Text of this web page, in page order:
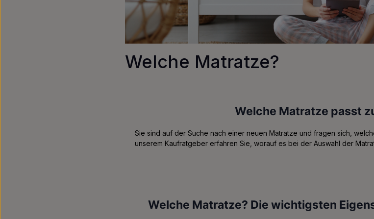
Welche Matratze?
Welche Matratze passt
Sie sind auf der Suche nach einer neuen Matratze und fragen sich,
unserem Kaufratgeber erfahren Sie, worauf es bei der Auswahl der
Welche Matratze? Die wichtigsten